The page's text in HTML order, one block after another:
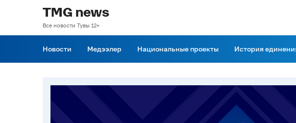
TMG news
Все новости Тувы 12+
Новости Медээлер Национальные проекты История